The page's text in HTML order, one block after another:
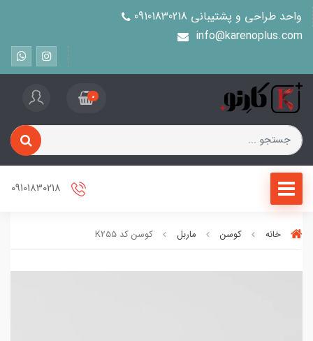
واحد طراحی و پشتیبانی 09101830218
info@karenoplus.com
0
خانه کوسن ماربل کوسن کد K255